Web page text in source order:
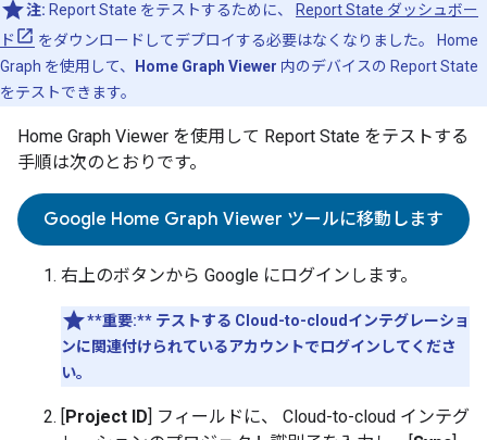
注: Report State をテストするために、
Report State ダッシュボー
ド
をダウンロードしてデプロイする必要はなくなりました。
Home
Graph を使用して、 Home Graph Viewer 内のデバイスの Report State
をテストできます。
Home Graph Viewer を使用して Report State をテストする
手順は次のとおりです。
Google Home Graph Viewer ツールに移動します
右上のボタンから Google にログインします。
**重要:** テストする Cloud-to-cloud インテグレーショ
ンに関連付けられているアカウントでログインしてくださ
い。
[Project ID] フィールドに、 Cloud-to-cloud インテグ